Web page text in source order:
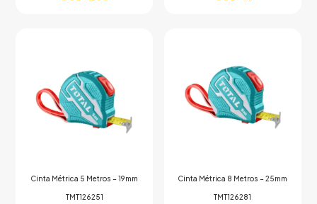
Cinta Métrica 5 Metros – 19mm
TMT126251
Cinta Métrica 8 Metros – 25mm
TMT126281